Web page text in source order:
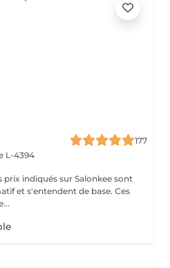
177
L-4394
prix indiqués sur Salonkee sont
et s'entendent de base. Ces